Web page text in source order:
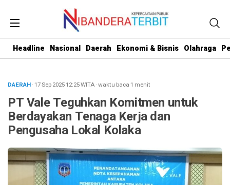
Headline Nasional Daerah Ekonomi & Bisnis Olahraga
DAERAH· 17 Sep 202512:25WITA·waktu baca 1 menit
PT Vale Teguhkan Komitmen untuk
Berdayakan Tenaga Kerja dan
Pengusaha Lokal Kolaka